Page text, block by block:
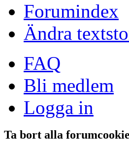
Forumindex
Ändra
FAQ
Bli medlem
Logga in
Ta bort alla